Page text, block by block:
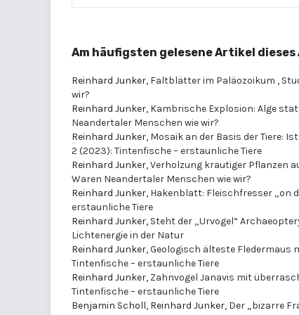
Am häufigsten gelesene Artikel
Reinhard Junker, Faltblätter im Paläozoikum ,
wir?
Reinhard Junker, Kambrische Explosion: Alge
Neandertaler Menschen wie wir?
Reinhard Junker, Mosaik an der Basis der Tiere:
2 (2023): Tintenfische – erstaunliche Tiere
Reinhard Junker,Verholzung krautiger Pflanzen
Waren Neandertaler Menschen wie wir?
Reinhard Junker, Hakenblatt: Fleischfresser „on
erstaunliche Tiere
Reinhard Junker, Steht der „Urvogel“
Lichtenergie in der Natur
Reinhard Junker,Geologisch älteste Fledermaus
Tintenfische – erstaunliche Tiere
Reinhard Junker, Zahnvogel Janavis mit
Tintenfische – erstaunliche Tiere
Benjamin Scholl, Reinhard Junker, Der „bizarre